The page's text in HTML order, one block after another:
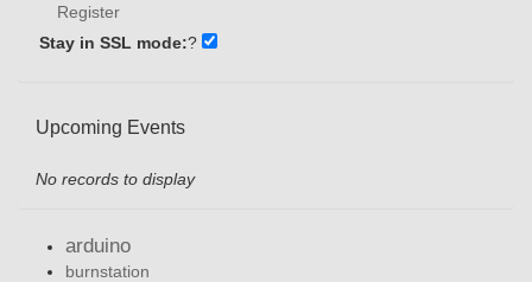
Register
Stay in SSL mode:?
Upcoming Events
No records to display
arduino
burnstation